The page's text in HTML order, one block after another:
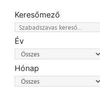
Keresőmező
Év
Hónap